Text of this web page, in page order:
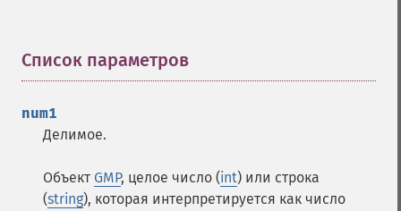
Список параметров
num1
Делимое.
Объект GMP, целое число (int) или строка
(string), которая интерпретируется как число